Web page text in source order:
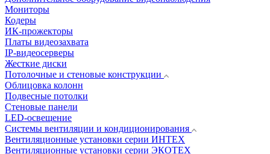
Мониторы
Кодеры
ИК-прожекторы
Платы видеозахвата
IP-видеосерверы
Жесткие диски
Потолочные и стеновые конструкции
Облицовка колонн
Подвесные потолки
Стеновые панели
LED-освещение
Системы вентиляции и кондиционирования
Вентиляционные установки серии ИНТЕХ
Вентиляционные установки серии ЭКОТЕХ